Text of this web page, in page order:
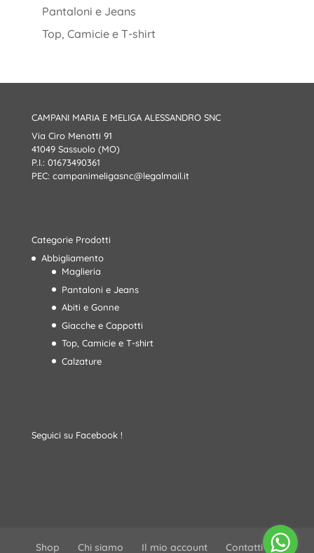
Pantaloni e Jeans
Top, Camicie e T-shirt
CAMPANI MARIA E MELIGA ALESSANDRO SNC
Via Ciro Menotti 91
41049 Sassuolo (MO)
P.I.: 01673490361
PEC: campanimeligasnc@legalmail.it
Categorie Prodotti
Abbigliamento
Maglieria
Pantaloni e Jeans
Abiti e Gonne
Giacche e Cappotti
Top, Camicie e T-shirt
Calzature
Seguici su Facebook !
Shop Chi siamo Il mio account Contatti